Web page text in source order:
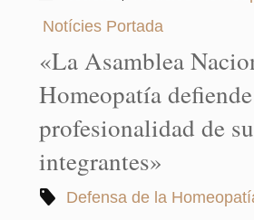
Notícies Portada
«La Asamblea
Homeopatía
profesionalidad de
integrantes»
Defensa de la